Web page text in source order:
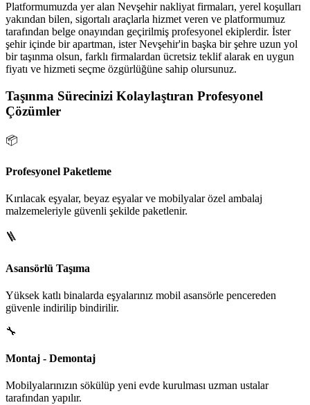
Platformumuzda yer alan Nevşehir nakliyat firmaları, yerel koşulları
yakından bilen, sigortalı araçlarla hizmet veren ve platformumuz
tarafından belge onayından geçirilmiş profesyonel ekiplerdir. İster
şehir içinde bir apartman, ister Nevşehir'in başka bir şehre uzun yol
bir taşınma olsun, farklı firmalardan ücretsiz teklif alarak en uygun
fiyatı ve hizmeti seçme özgürlüğüne sahip olursunuz.
Taşınma Sürecinizi Kolaylaştıran Profesyonel
Çözümler
📦
Profesyonel Paketleme
Kırılacak eşyalar, beyaz eşyalar ve mobilyalar özel ambalaj
malzemeleriyle güvenli şekilde paketlenir.
🪜
Asansörlü Taşıma
Yüksek katlı binalarda eşyalarınız mobil asansörle pencereden
güvenle indirilip bindirilir.
🔧
Montaj - Demontaj
Mobilyalarınızın sökülüp yeni evde kurulması uzman ustalar
tarafından yapılır.